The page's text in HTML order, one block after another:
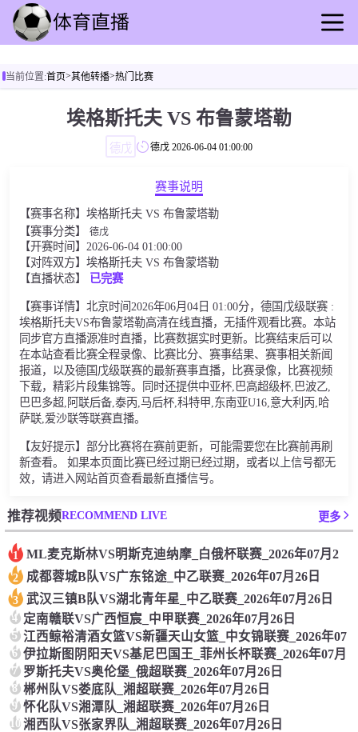
足球直播
其他转播
当前位置:首页>其他转播>热门比赛
埃格斯托夫 VS 布鲁蒙塔勒
德戊 德戊 2026-06-04 01:00:00
赛事说明
【赛事名称】埃格斯托夫 VS 布鲁蒙塔勒
【赛事分类】 德戊
【开赛时间】2026-06-04 01:00:00
【对阵双方】埃格斯托夫 VS 布鲁蒙塔勒
【直播状态】
已完赛
【赛事详情】北京时间2026年06月04日 01:00分，德国戊级联赛 :
埃格斯托夫VS布鲁蒙塔勒高清在线直播，无插件观看比赛。本站
同步官方直播源准时直播，比赛数据实时更新。比赛结束后可以
在本站查看比赛全程录像、比赛比分、赛事结果、赛事相关新闻
报道，以及德国戊级联赛的最新赛事直播，比赛录像，比赛视频
下载，精彩片段集锦等。同时还提供中亚杯,巴高超级杯,巴波乙,
巴巴多超,阿联后备,泰丙,马后杯,科特甲,东南亚U16,意大利丙,哈
萨联,爱沙联等联赛直播。
【友好提示】部分比赛将在赛前更新，可能需要您在比赛前再刷
新查看。 如果本页面比赛已经过期已经过期，或者以上信号都无
效，请进入网站首页查看最新直播信号。
推荐视频RECOMMEND LIVE 更多
1 ML麦克斯林VS明斯克迪纳摩_白俄杯联赛_2026年07月2
2 成都蓉城B队VS广东铭途_中乙联赛_2026年07月26日
3 武汉三镇B队VS湖北青年星_中乙联赛_2026年07月26日
4 定南赣联VS广西恒宸_中甲联赛_2026年07月26日
5 江西鲸裕清酒女篮VS新疆天山女篮_中女锦联赛_2026年07
6 伊拉斯图阴阳天VS基尼巴国王_菲州长杯联赛_2026年07月
7 罗斯托夫VS奥伦堡_俄超联赛_2026年07月26日
8 郴州队VS娄底队_湘超联赛_2026年07月26日
9 怀化队VS湘潭队_湘超联赛_2026年07月26日
10湘西队VS张家界队_湘超联赛_2026年07月26日